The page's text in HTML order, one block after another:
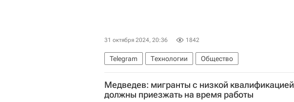
31 октября 2024, 20:36 1842
Telegram Технологии Общество
Медведев: мигранты с низкой квалификацией
должны приезжать на время работы